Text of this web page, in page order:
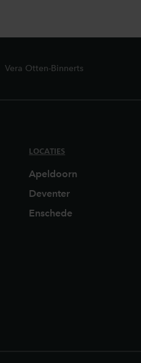
Vera Otten-Binnerts
LOCATIES
Apeldoorn
Deventer
Enschede